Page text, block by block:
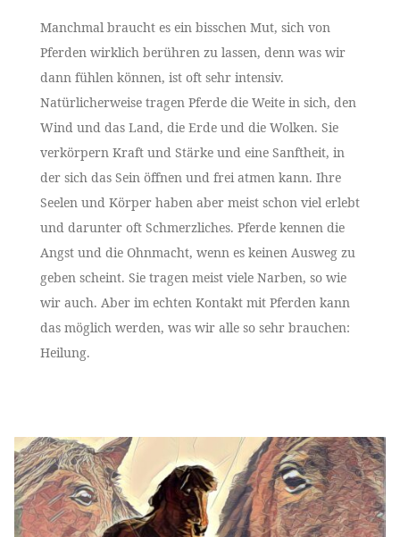
Manchmal braucht es ein bisschen Mut, sich von
Pferden wirklich berühren zu lassen, denn was wir
dann fühlen können, ist oft sehr intensiv.
Natürlicherweise tragen Pferde die Weite in sich, den
Wind und das Land, die Erde und die Wolken. Sie
verkörpern Kraft und Stärke und eine Sanftheit, in
der sich das Sein öffnen und frei atmen kann. Ihre
Seelen und Körper haben aber meist schon viel erlebt
und darunter oft Schmerzliches. Pferde kennen die
Angst und die Ohnmacht, wenn es keinen Ausweg zu
geben scheint. Sie tragen meist viele Narben, so wie
wir auch. Aber im echten Kontakt mit Pferden kann
das möglich werden, was wir alle so sehr brauchen:
Heilung.